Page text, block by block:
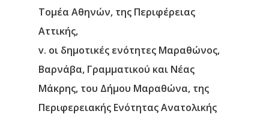
Τομέα Αθηνών, της Περιφέρειας
Αττικής,
v. οι δημοτικές ενότητες Μαραθώνος,
Βαρνάβα, Γραμματικού και Νέας
Μάκρης, του Δήμου Μαραθώνα, της
Περιφερειακής Ενότητας Ανατολικής